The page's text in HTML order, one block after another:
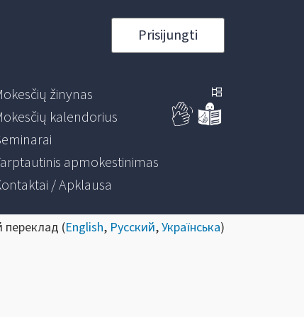
Prisijungti
žinynas
kalendorius
apmokestinimas
/ Apklausa
(English, Русский,Українська)